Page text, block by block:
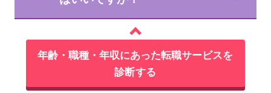
年齢・職種・年収にあった転職サービスを
診断する